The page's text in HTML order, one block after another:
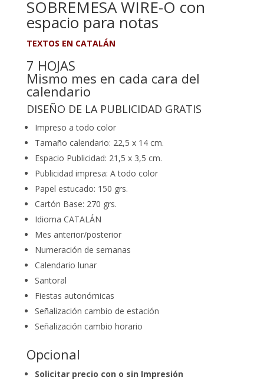
SOBREMESA WIRE-O con
espacio para notas
TEXTOS EN CATALÁN
7 HOJAS
Mismo mes en cada cara del
calendario
DISEÑO DE LA PUBLICIDAD GRATIS
Impreso a todo color
Tamaño calendario: 22,5 x 14 cm.
Espacio Publicidad: 21,5 x 3,5 cm.
Publicidad impresa: A todo color
Papel estucado: 150 grs.
Cartón Base: 270 grs.
Idioma CATALÁN
Mes anterior/posterior
Numeración de semanas
Calendario lunar
Santoral
Fiestas autonómicas
Señalización cambio de estación
Señalización cambio horario
Opcional
Solicitar precio con o sin Impresión